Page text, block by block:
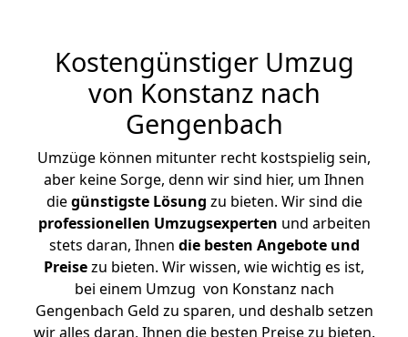
Kostengünstiger Umzug
von Konstanz nach
Gengenbach
Umzüge können mitunter recht kostspielig sein,
aber keine Sorge, denn wir sind hier, um Ihnen
diegünstigste Lösung zu bieten. Wir sind die
professionellen Umzugsexperten und arbeiten
stets daran, Ihnen die besten Angebote und
Preisezu bieten. Wir wissen, wie wichtig es ist,
bei einem Umzug von Konstanz nach
Gengenbach Geld zu sparen, und deshalb setzen
wir alles daran, Ihnen die besten Preise zu bieten.